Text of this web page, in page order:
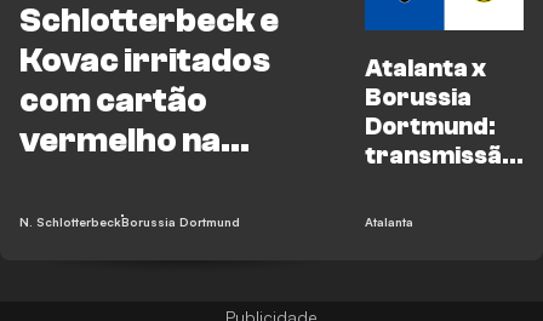
Schlotterbeck e
Kovac irritados
com cartão
vermelho na
Atalanta
N. SchlotterbeckBorussia Dortmund
Atalanta x
Borussia
Dortmund:
transmissão,
e onde
Atalanta